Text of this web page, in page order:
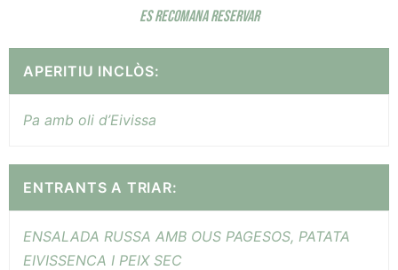
ES RECOMANA RESERVAR
APERITIU INCLÒS:
Pa amb oli d’Eivissa
ENTRANTS A TRIAR:
ENSALADA RUSSA AMB OUS PAGESOS, PATATA
EIVISSENCA I PEIX SEC